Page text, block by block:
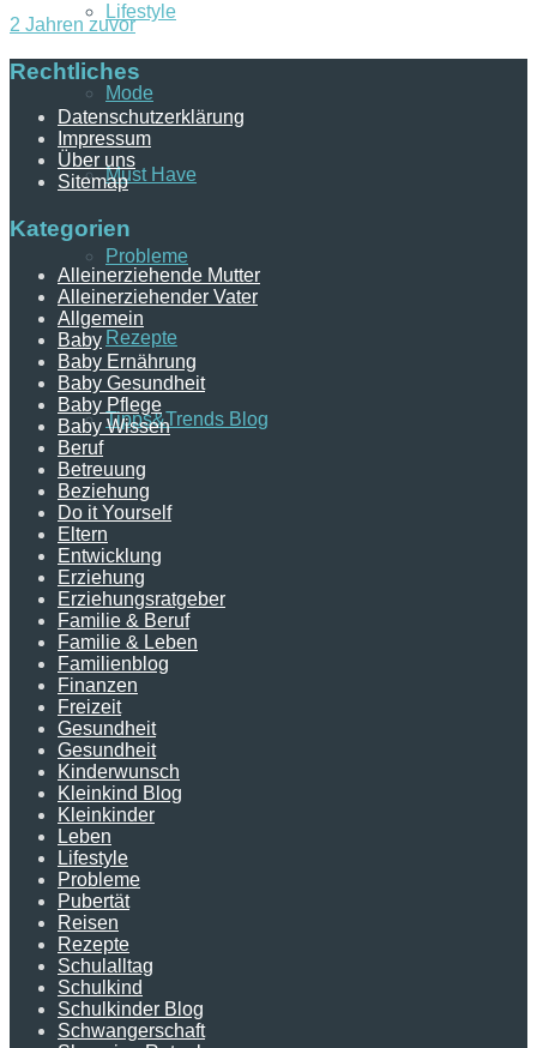
Lifestyle
Mode
Must Have
Probleme
Rezepte
Tipps&Trends Blog
2 Jahren zuvor
Rechtliches
Datenschutzerklärung
Impressum
Über uns
Sitemap
Kategorien
Alleinerziehende Mutter
Alleinerziehender Vater
Allgemein
Baby
Baby Ernährung
Baby Gesundheit
Baby Pflege
Baby Wissen
Beruf
Betreuung
Beziehung
Do it Yourself
Eltern
Entwicklung
Erziehung
Erziehungsratgeber
Familie & Beruf
Familie & Leben
Familienblog
Finanzen
Freizeit
Gesundheit
Gesundheit
Kinderwunsch
Kleinkind Blog
Kleinkinder
Leben
Lifestyle
Probleme
Pubertät
Reisen
Rezepte
Schulalltag
Schulkind
Schulkinder Blog
Schwangerschaft